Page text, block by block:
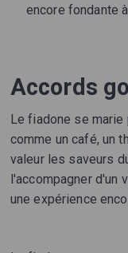
encore fondante
Accords
Le fiadone se
comme un café, un
valeur les saveurs
l'accompagner d'un
une expérience